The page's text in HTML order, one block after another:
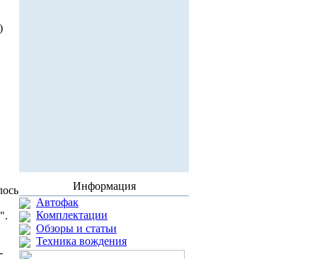
Информация
Автофак
Комплектации
Обзоры и статьи
Техника вождения